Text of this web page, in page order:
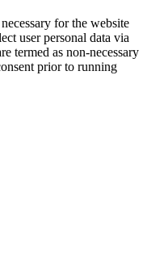
for the website
user personal data via
termed as non-necessary
prior to running